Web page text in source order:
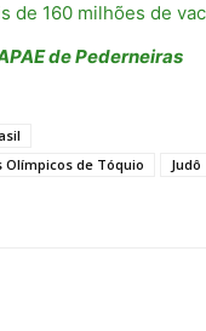
de 160 milhões de
de Pederneiras
Olímpicos de Tóquio Judô